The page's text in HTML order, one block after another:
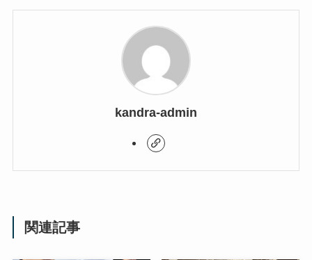
kandra-admin
関連記事